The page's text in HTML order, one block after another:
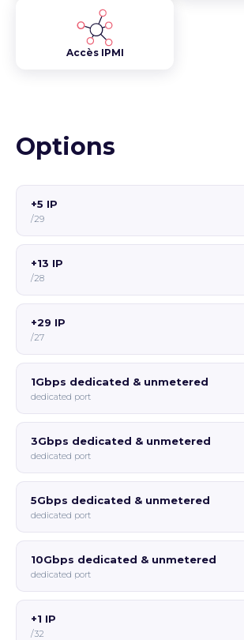
Accès IPMI
Options
+5 IP
/29
+13 IP
/28
+29 IP
/27
1Gbps dedicated & unmetered
dedicated port
3Gbps dedicated & unmetered
dedicated port
5Gbps dedicated & unmetered
dedicated port
10Gbps dedicated & unmetered
dedicated port
+1 IP
/32